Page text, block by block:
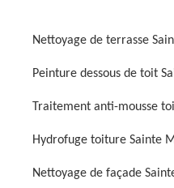
Nettoyage de terrasse
Peinture dessous de toit
Traitement anti-mousse
Hydrofuge toiture Sainte
Nettoyage de façade